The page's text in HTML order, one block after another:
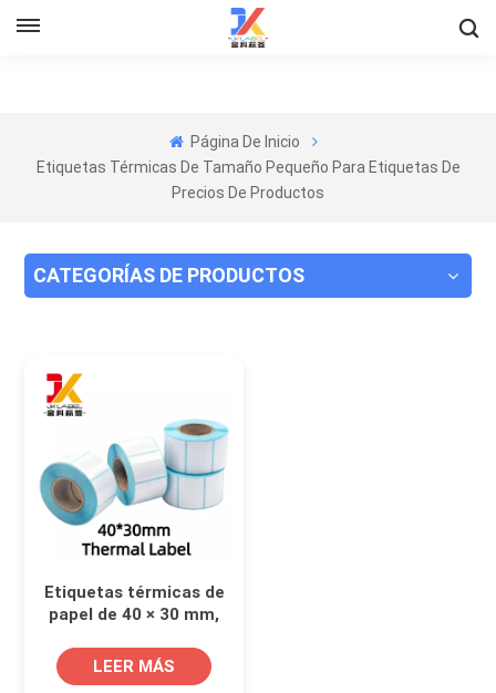
Página De Inicio
Etiquetas Térmicas De Tamaño Pequeño Para Etiquetas De
Precios De Productos
CATEGORÍAS DE PRODUCTOS
Etiquetas térmicas de
papel de 40 × 30 mm,
de barras de tamaño
pequeño
LEER MÁS